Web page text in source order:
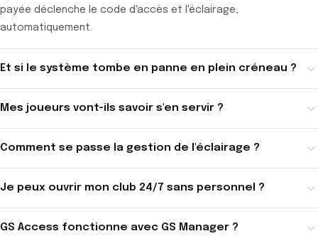
payée déclenche le code d'accès et l'éclairage,
automatiquement.
Et si le système tombe en panne en plein créneau ?
Mes joueurs vont-ils savoir s'en servir ?
Comment se passe la gestion de l'éclairage ?
Je peux ouvrir mon club 24/7 sans personnel ?
GS Access fonctionne avec GS Manager ?